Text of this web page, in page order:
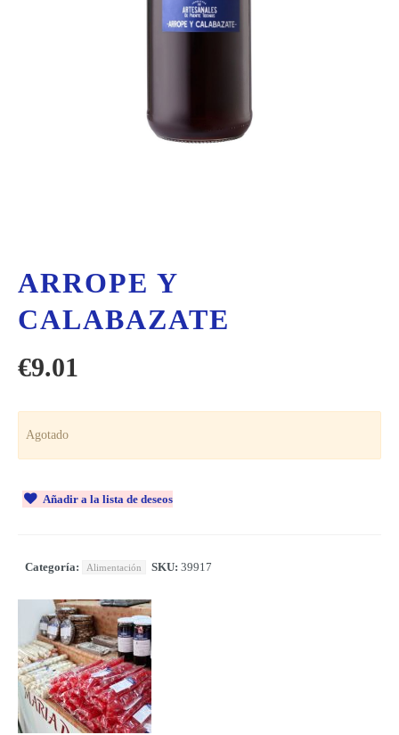
ARROPE Y
CALABAZATE
€9.01
Agotado
Añadir a la lista de deseos
Categoría: Alimentación SKU: 39917